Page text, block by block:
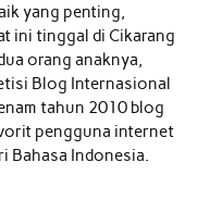
yang penting,
ini tinggal di Cikarang
orang anaknya,
Blog Internasional
tahun 2010 blog
pengguna internet
Bahasa Indonesia.